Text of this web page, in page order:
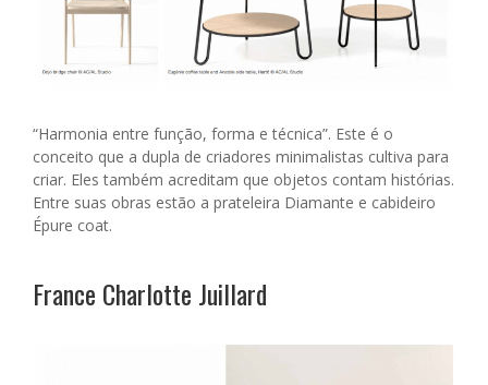
“Harmonia entre função, forma e técnica”. Este é o
conceito que a dupla de criadores minimalistas cultiva para
criar. Eles também acreditam que objetos contam histórias.
Entre suas obras estão a prateleira Diamante e cabideiro
Épure coat.
France Charlotte Juillard